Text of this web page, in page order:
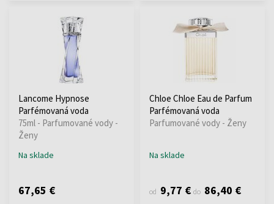
Lancome Hypnose
Parfémovaná voda
75ml - Parfumované vody -
Ženy
Na sklade
67,65 €
Chloe Chloe Eau de Parfum
Parfémovaná voda
Parfumované vody - Ženy
Na sklade
od 9,77 € do 86,40 €